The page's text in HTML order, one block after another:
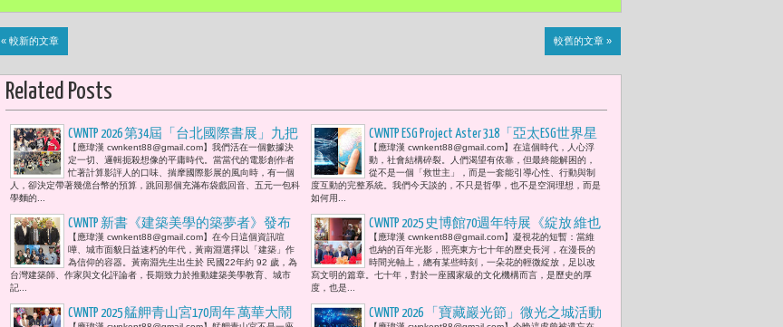
« 較新的文章 較舊的文章 »
Related Posts
CWNTP 2026 第34屆「台北國際書展」九把
刀《功夫》分享會 -- 玖壹壹（春風、健
志、洋蔥）、戴立忍、劉冠廷電影幕後
秘辛及劉維泰導演解讀分析
【應瑋漢 cwnkent88@gmail.com】我們活在一個數據決
定一切、邏輯扼殺想像的平庸時代。當當代的電影創作者
忙著計算影評人的口味、揣摩國際影展的風向時，有一個
人，卻決定帶著幾億台幣的預算，跳回那個充滿布袋戲回音、五元一包科
學麵的...
CWNTP ESG Project Aster 318「亞太ESG世界星
聯盟」(Asia-Pacific ESG World Star Alliance) 倡議
宣言：半導體 (semiconductor)之外 --「東
方哲學與因果論述引領台灣，化作「東
生態系中心。」
【應瑋漢 cwnkent88@gmail.com】在這個時代，人心浮
動，社會結構碎裂。人們渴望有依靠，但最終能解困的，
從不是一個「救世主」，而是一套能引導心性、行動與制
度互動的完整系統。我們今天談的，不只是哲學，也不是空洞理想，而是
如何用...
CWNTP 新書《建築美學的築夢者》發布
會 黃南淵：「當建築有了美學，就有
了靈魂；當空間有了情感，人才能真正
安居樂業。如果你看不清楚眼前美麗的
臨？」
【應瑋漢 cwnkent88@gmail.com】在今日這個資訊喧
嘩、城市面貌日益速朽的年代，黃南淵選擇以「建築」作
為信仰的容器。黃南淵先生出生於 民國22年約 92 歲，為
台灣建築師、作家與文化評論者，長期致力於推動建築美學教育、城市
記...
CWNTP 2025 史博館70週年特展《綻放 維也
納美景宮百年花繪名作展》: 1. 李遠 :
「我以『繁花似錦』4個字祝福國立歷
史博物館70週年，也送給美景宮」。法
世佑、張鈞甯及黃文德共同宣告開展
【應瑋漢 cwnkent88@gmail.com】凝視花的短暫：當維
也納的百年光影，照亮東方七十年的歷史長河，在漫長的
時間光軸上，總有某些時刻，一朵花的輕微綻放，足以改
寫文明的篇章。七十年，對於一座國家級的文化機構而言，是歷史的厚
度，也是...
CWNTP 2025 艋舺青山宮170周年 萬華大鬧
CWNTP 2026 「寶藏巖光節」微光之城活動